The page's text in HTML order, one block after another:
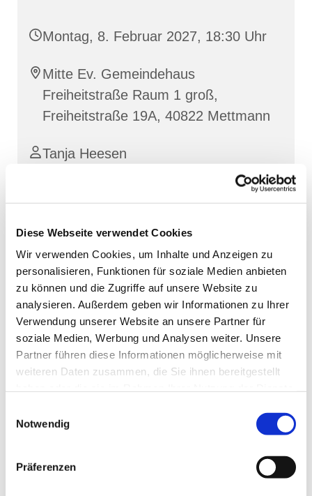
Diese Webseite verwendet Cookies
Wir verwenden Cookies, um Inhalte und Anzeigen zu
personalisieren, Funktionen für soziale Medien anbieten
zu können und die Zugriffe auf unsere Website zu
analysieren. Außerdem geben wir Informationen zu Ihrer
Verwendung unserer Website an unsere Partner für
soziale Medien, Werbung und Analysen weiter. Unsere
Partner führen diese Informationen möglicherweise mit
weiteren Daten zusammen, die Sie ihnen bereitgestellt
Notwendig
Präferenzen
Montag, 8. Februar 2027, 18:30 Uhr
Mitte Ev. Gemeindehaus
Freiheitstraße Raum 1 groß,
Freiheitstraße 19A, 40822 Mettmann
Tanja Heesen